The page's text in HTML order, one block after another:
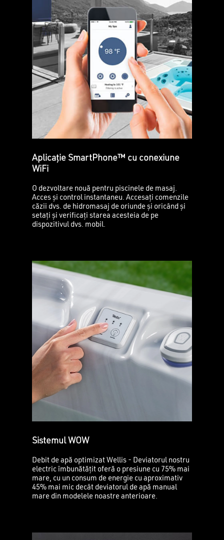
Nu ai niciun produs în coș.
GO TO SHOP
Aplicație SmartPhone™ cu conexiune
WiFi
O dezvoltare nouă pentru piscinele de masaj.
Acces și control instantaneu. Accesați comenzile
căzii dvs. de hidromasaj de oriunde și oricând și
setați și verificați starea acesteia de pe
dispozitivul dvs. mobil.
Sistemul WOW
Debit de apă optimizat Wellis - Deviatorul nostru
electric îmbunătățit oferă o presiune cu 75% mai
mare, cu un consum de energie cu aproximativ
45% mai mic decât deviatorul de apă manual
mare din modelele noastre anterioare.